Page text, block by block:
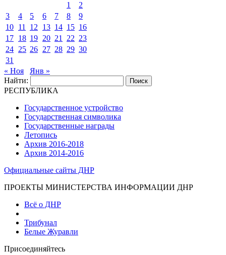
1
2
3
4 5 6 7 8
9
10 11 12 13 14 15 16
17 18 19 20 21 22 23
24 25 26 27 28 29 30
31
« Ноя
Янв »
Найти:
РЕСПУБЛИКА
Государственное устройство
Государственная символика
Государственные награды
Летопись
Архив 2016-2018
Архив 2014-2016
Официальные сайты ДНР
ПРОЕКТЫ МИНИСТЕРСТВА ИНФОРМАЦИИ ДНР
Всё о ДНР
Трибунал
Белые Журавли
Присоединяйтесь